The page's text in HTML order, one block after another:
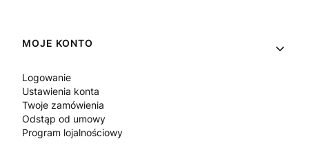
Linki w stopce
MOJE KONTO
Logowanie
Ustawienia konta
Twoje zamówienia
Odstąp od umowy
Program lojalnościowy